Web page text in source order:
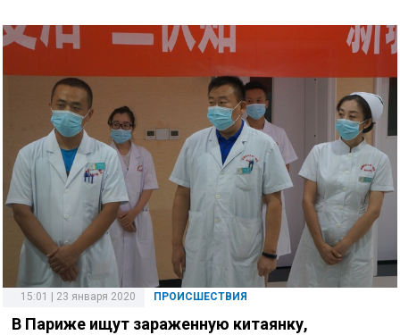
15:01 | 23 января 2020 ПРОИСШЕСТВИЯ
В Париже ищут зараженную китаянку,